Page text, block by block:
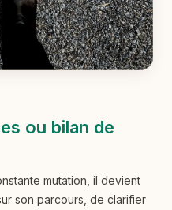
ou bilan de
mutation, il devient
son parcours, de clarifier